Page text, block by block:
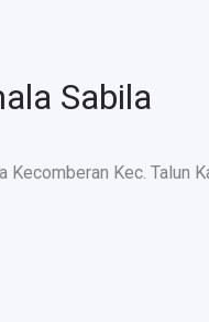
Sabila
Kecomberan Kec. Talun